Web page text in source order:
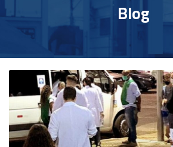
Blog